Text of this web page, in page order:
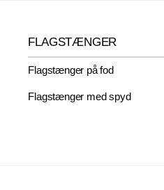
FLAGSTÆNGER
Flagstænger på fod
Flagstænger med spyd